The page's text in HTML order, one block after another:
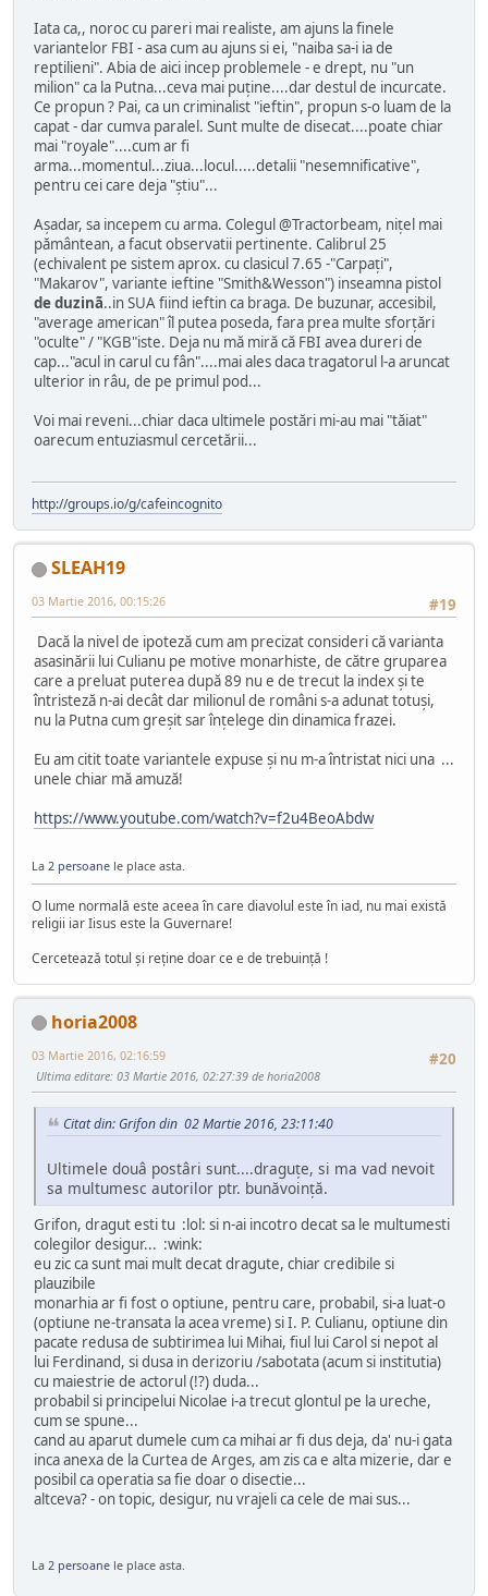
Iata ca,, noroc cu pareri mai realiste, am ajuns la finele
variantelor FBI - asa cum au ajuns si ei, "naiba sa-i ia de
reptilieni". Abia de aici incep problemele - e drept, nu "un
milion" ca la Putna...ceva mai puține....dar destul de incurcate.
Ce propun ? Pai, ca un criminalist "ieftin", propun s-o luam de la
capat - dar cumva paralel. Sunt multe de disecat....poate chiar
mai "royale"....cum ar fi
arma...momentul...ziua...locul.....detalii "nesemnificative",
pentru cei care deja "știu"...
Așadar, sa incepem cu arma. Colegul @Tractorbeam, nițel mai
pământean, a facut observatii pertinente. Calibrul 25
(echivalent pe sistem aprox. cu clasicul 7.65 -"Carpați",
"Makarov", variante ieftine "Smith&Wesson") inseamna pistol
de duzinã..in SUA fiind ieftin ca braga. De buzunar, accesibil,
"average american" îl putea poseda, fara prea multe sforțări
"oculte" / "KGB"iste. Deja nu mă miră că FBI avea dureri de
cap..."acul in carul cu fân"....mai ales daca tragatorul l-a aruncat
ulterior in râu, de pe primul pod...
Voi mai reveni...chiar daca ultimele postări mi-au mai "tăiat"
oarecum entuziasmul cercetării...
http://groups.io/g/cafeincognito
SLEAH19
#19
03 Martie 2016, 00:15:26
Dacă la nivel de ipoteză cum am precizat consideri că varianta
asasinării lui Culianu pe motive monarhiste, de către gruparea
care a preluat puterea după 89 nu e de trecut la index şi te
întristeză n-ai decât dar milionul de români s-a adunat totuşi,
nu la Putna cum greşit sar înţelege din dinamica frazei.
Eu am citit toate variantele expuse şi nu m-a întristat nici una ...
unele chiar mă amuză!
https://www.youtube.com/watch?v=f2u4BeoAbdw
La 2 persoane le place asta.
O lume normală este aceea în care diavolul este în iad, nu mai există
religii iar Iisus este la Guvernare!
Cercetează totul şi reţine doar ce e de trebuinţă !
horia2008
#20
03 Martie 2016, 02:16:59
Ultima editare: 03 Martie 2016, 02:27:39 de horia2008
Citat din: Grifon din 02 Martie 2016, 23:11:40
Ultimele douâ postâri sunt....draguțe, si ma vad nevoit
sa multumesc autorilor ptr. bunăvoință.
Grifon, dragut esti tu :lol: si n-ai incotro decat sa le multumesti
colegilor desigur... :wink:
eu zic ca sunt mai mult decat dragute, chiar credibile si
plauzibile
monarhia ar fi fost o optiune, pentru care, probabil, si-a luat-o
(optiune ne-transata la acea vreme) si I. P. Culianu, optiune din
pacate redusa de subtirimea lui Mihai, fiul lui Carol si nepot al
lui Ferdinand, si dusa in derizoriu /sabotata (acum si institutia)
cu maiestrie de actorul (!?) duda...
probabil si principelui Nicolae i-a trecut glontul pe la ureche,
cum se spune...
cand au aparut dumele cum ca mihai ar fi dus deja, da' nu-i gata
inca anexa de la Curtea de Arges, am zis ca e alta mizerie, dar e
posibil ca operatia sa fie doar o disectie...
altceva? - on topic, desigur, nu vrajeli ca cele de mai sus...
La 2 persoane le place asta.